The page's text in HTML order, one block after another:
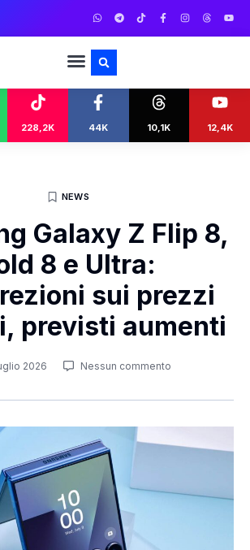
228,2K 44K 10,1K 12,4K
NEWS
Galaxy Z Flip 8,
8 e Ultra:
sui prezzi
previsti aumenti
2026 Nessun commento